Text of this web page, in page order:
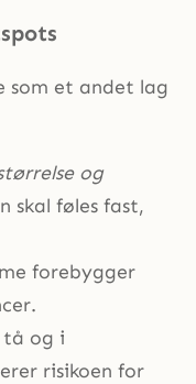
som et andet lag
og
skal føles fast,
forebygger
tå og i
risikoen for